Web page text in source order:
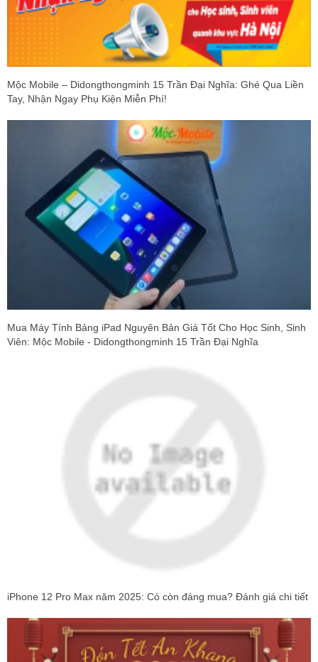
Mộc Mobile – Didongthongminh 15 Trần Đại Nghĩa: Ghé Qua Liền
Tay, Nhận Ngay Phụ Kiện Miễn Phí!
Mua Máy Tính Bảng iPad Nguyên Bản Giá Tốt Cho Học Sinh, Sinh
Viên: Mộc Mobile - Didongthongminh 15 Trần Đại Nghĩa
iPhone 12 Pro Max năm 2025: Có còn đáng mua? Đánh giá chi tiết